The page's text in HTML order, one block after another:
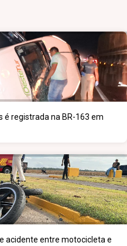
é registrada na BR-163 em
acidente entre motocicleta e